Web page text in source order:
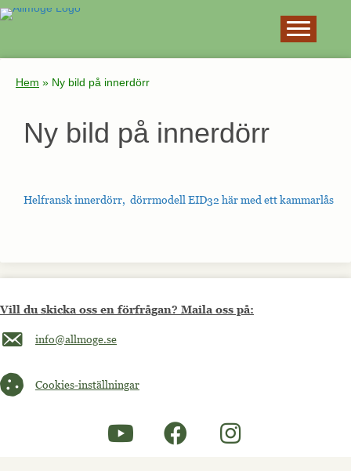
Hem » Ny bild på innerdörr
Ny bild på innerdörr
Helfransk innerdörr, dörrmodell EID32 här med ett kammarlås
Vill du skicka oss en förfrågan? Maila oss på:
Maila oss på info@allmoge.se
info@allmoge.se
Cookies-inställningar
Cookies-inställningar